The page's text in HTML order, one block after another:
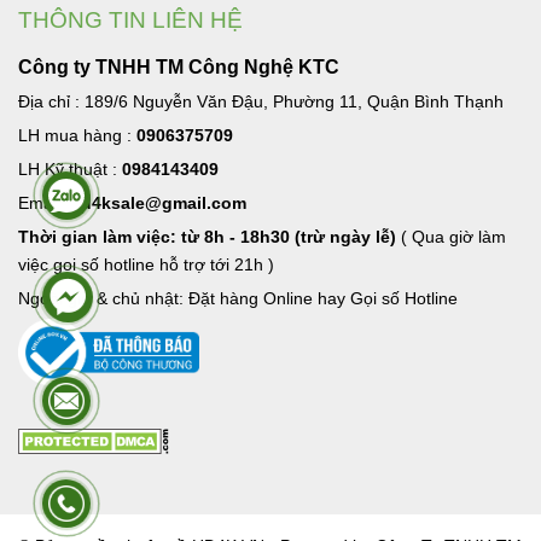
THÔNG TIN LIÊN HỆ
Công ty TNHH TM Công Nghệ KTC
Địa chỉ : 189/6 Nguyễn Văn Đậu, Phường 11, Quận Bình Thạnh
LH mua hàng : 0906375709
LH Kỹ thuật : 0984143409
Email:hd4ksale@gmail.com
Thời gian làm việc: từ 8h - 18h30 (trừ ngày lễ) ( Qua giờ làm
việc goi số hotline hỗ trợ tới 21h )
Ngoài giờ & chủ nhật: Đặt hàng Online hay Gọi số Hotline